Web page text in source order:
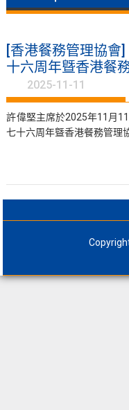
[香港餐務管理協會
十六周年曁香港餐
2025-11-11
許偉堅主席於2025年11月
七十六周年曁香港餐務管理